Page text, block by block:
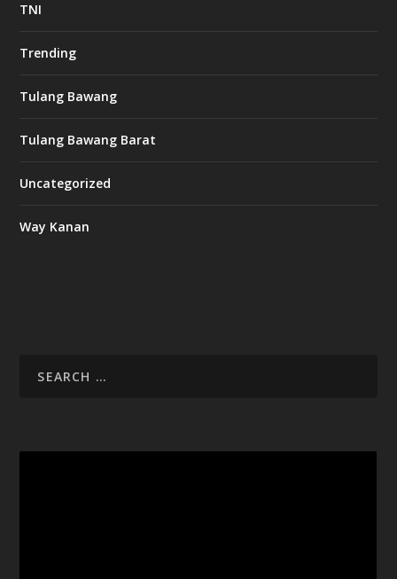
TNI
Trending
Tulang Bawang
Tulang Bawang Barat
Uncategorized
Way Kanan